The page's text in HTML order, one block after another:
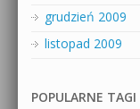
grudzień 2009
listopad 2009
POPULARNE TAGI